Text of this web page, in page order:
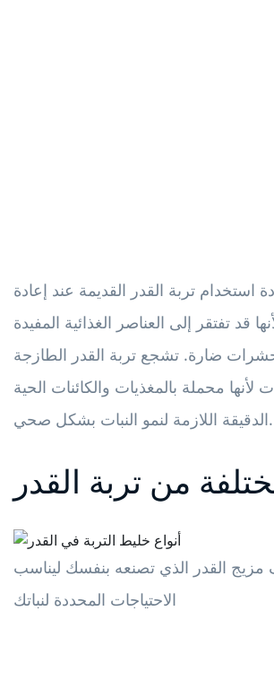
استخدام تربة القدر القديمة عند إعادة
قد تفتقر إلى العناصر الغذائية المفيدة
ضارة. تشجع تربة القدر الطازجة
لأنها محملة بالمغذيات والكائنات الحية
الدقيقة اللازمة لنمو النبات بشكل صحي.
من تربة القدر
مزيج القدر الذي تصنعه بنفسك ليناسب
الاحتياجات المحددة لنباتك